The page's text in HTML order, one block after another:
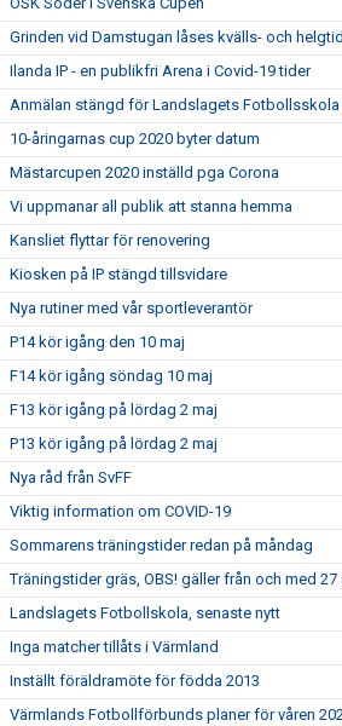
Grinden vid Damstugan låses kvälls- och helgtid
Ilanda IP - en publikfri Arena i Covid-19 tider
Anmälan stängd för Landslagets Fotbollsskola
10-åringarnas cup 2020 byter datum
Mästarcupen 2020 inställd pga Corona
Vi uppmanar all publik att stanna hemma
Kansliet flyttar för renovering
Kiosken på IP stängd tillsvidare
Nya rutiner med vår sportleverantör
P14 kör igång den 10 maj
F14 kör igång söndag 10 maj
F13 kör igång på lördag 2 maj
P13 kör igång på lördag 2 maj
Nya råd från SvFF
Viktig information om COVID-19
Sommarens träningstider redan på måndag
Träningstider gräs, OBS! gäller från och med 27
Landslagets Fotbollskola, senaste nytt
Inga matcher tillåts i Värmland
Inställt föräldramöte för födda 2013
Värmlands Fotbollförbunds planer för våren